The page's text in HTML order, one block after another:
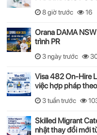
8 giờ trước 16
Orana DAMA
trình PR
3 ngày trước
Visa 482 On-Hire
việc hợp pháp
3 tuần trước
Skilled Migrant
nhật thay đổi mới